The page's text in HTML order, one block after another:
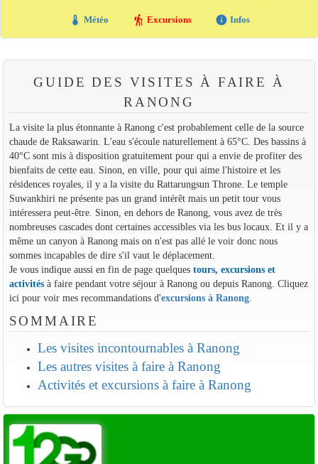
thermostat Météo hiking Excursions info Infos
GUIDE DES VISITES À FAIRE À
RANONG
La visite la plus étonnante à Ranong c'est probablement celle de la source
chaude de Raksawarin. L'eau s'écoule naturellement à 65°C. Des bassins à
40°C sont mis à disposition gratuitement pour qui a envie de profiter des
bienfaits de cette eau. Sinon, en ville, pour qui aime l'histoire et les
résidences royales, il y a la visite du Rattarungsun Throne. Le temple
Suwankhiri ne présente pas un grand intérêt mais un petit tour vous
intéressera peut-être. Sinon, en dehors de Ranong, vous avez de très
nombreuses cascades dont certaines accessibles via les bus locaux. Et il y a
même un canyon à Ranong mais on n'est pas allé le voir donc nous
sommes incapables de dire s'il vaut le déplacement.
Je vous indique aussi en fin de page quelques tours, excursions et
activitésà faire pendant votre séjour à Ranong ou depuis Ranong. Cliquez
ici pour voir mes recommandations d'excursions à Ranong.
SOMMAIRE
Les visites incontournables à Ranong
Les autres visites à faire à Ranong
Activités et excursions à faire à Ranong